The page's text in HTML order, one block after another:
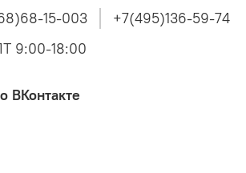
15-003
+7(495)136-59-74
9:00-18:00
ВКонтакте